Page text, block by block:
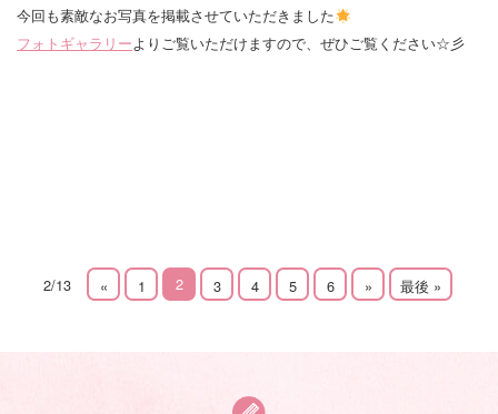
今回も素敵なお写真を掲載させていただきました
フォトギャラリーよりご覧いただけますので、ぜひご覧ください☆彡
2/13 « 1 2 3 4 5 6 » 最後 »